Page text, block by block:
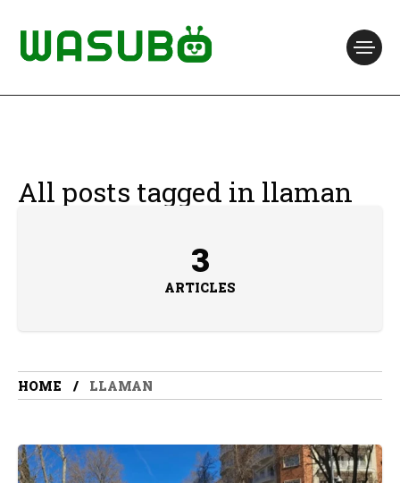
All posts tagged in llaman
3
ARTICLES
HOME LLAMAN